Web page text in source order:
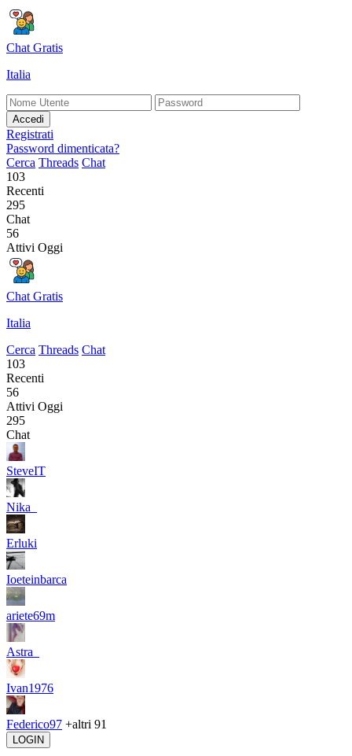
Chat Gratis
Italia
Accedi
Registrati
Password dimenticata?
Cerca Threads Chat
103
Recenti
295
Chat
56
Attivi Oggi
Chat Gratis
Italia
Cerca Threads Chat
103
Recenti
56
Attivi Oggi
295
Chat
SteveIT
Nika_
Erluki
Ioeteinbarca
ariete69m
Astra_
Ivan1976
Federico97 +altri 91
LOGIN